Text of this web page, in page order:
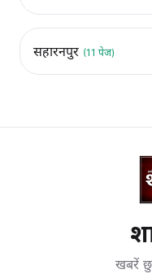
सहारनपुर (11 पेज)
खबरें